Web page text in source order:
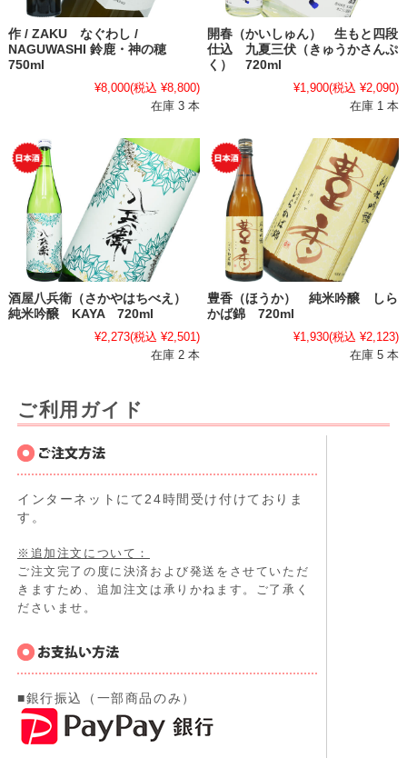
作 / ZAKU なぐわし /
NAGUWASHI 鈴鹿・神の穂
750ml
¥8,000(税込 ¥8,800)
在庫 3 本
開春（かいしゅん） 生もと四段
仕込 九夏三伏（きゅうかさんぷ
く） 720ml
¥1,900(税込 ¥2,090)
在庫 1 本
酒屋八兵衛（さかやはちべえ）
純米吟醸 KAYA 720ml
¥2,273(税込 ¥2,501)
在庫 2 本
豊香（ほうか） 純米吟醸 しら
かば錦 720ml
¥1,930(税込 ¥2,123)
在庫 5 本
ご利用ガイド
インターネットにて24時間受け付けておりま
す。
※追加注文について：
ご注文完了の度に決済および発送をさせていただ
きますため、追加注文は承りかねます。ご了承く
ださいませ。
■銀行振込（一部商品のみ）